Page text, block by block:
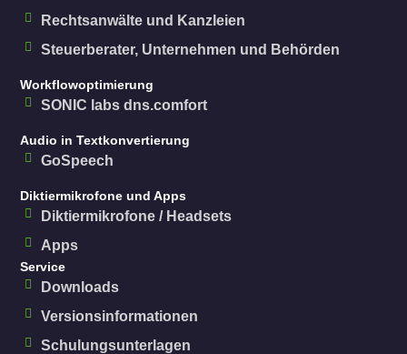
Rechtsanwälte und Kanzleien
Steuerberater, Unternehmen und Behörden
Workflowoptimierung
SONIC labs dns.comfort
Audio in Textkonvertierung
GoSpeech
Diktiermikrofone und Apps
Diktiermikrofone / Headsets
Apps
Service
Downloads
Versionsinformationen
Schulungsunterlagen